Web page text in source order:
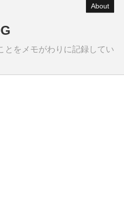
About
とをメモがわりに記録してい